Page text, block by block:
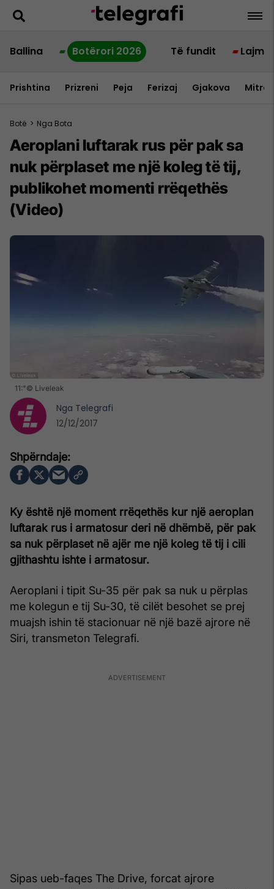
Ballina Botërori 2026 Të fundit Lajme
Prishtina Prizreni Peja Ferizaj Gjakova
Botë > Nga Bota
Aeroplani luftarak rus për pak sa
nuk përplaset me një koleg të tij,
publikohet momenti rrëqethës
(Video)
11:"© Liveleak
Ky është një moment rrëqethës kur një aeroplan
luftarak rus i armatosur deri në dhëmbë, për pak
sa nuk përplaset në ajër me një koleg të tij i cili
gjithashtu ishte i armatosur.
Aeroplani i tipit Su-35 për pak sa nuk u përplas
me kolegun e tij Su-30, të cilët besohet se prej
muajsh ishin të stacionuar në një bazë ajrore në
Siri, transmeton Telegrafi.
Sipas ueb-faqes The Drive, forcat ajrore
Nga Telegrafi
12/12/2017